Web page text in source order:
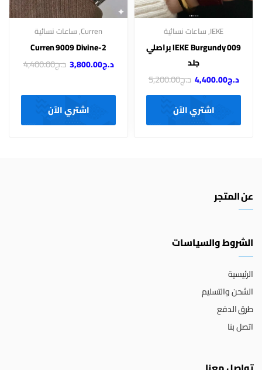
IEKE
,ساعات نسائية
IEKE Burgundy 009 براصلي
جلد
د.ج4,400.00 د.ج5,200.00
اشتري الآن
Curren
,ساعات نسائية
Curren 9009 Divine-2
د.ج3,800.00 د.ج4,400.00
اشتري الآن
عن المتجر
الشروط والسياسات
الرئيسية
الشحن والتسليم
طرق الدفع
اتصل بنا